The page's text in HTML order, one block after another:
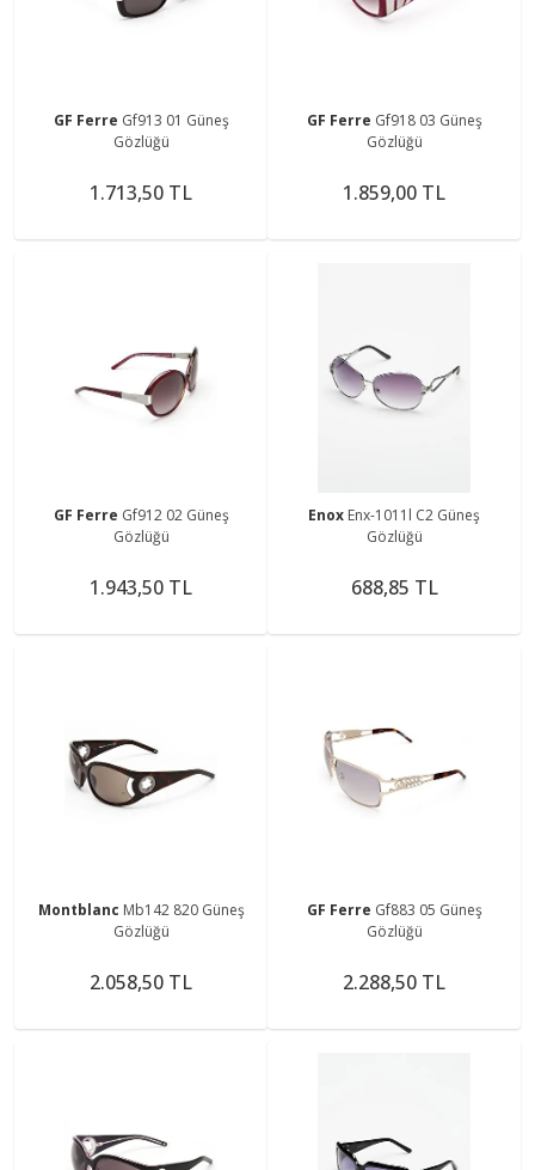
GF Ferre Gf913 01 Güneş
Gözlüğü
1.713,50 TL
GF Ferre Gf918 03 Güneş
Gözlüğü
1.859,00 TL
GF Ferre Gf912 02 Güneş
Gözlüğü
1.943,50 TL
Enox Enx-1011l C2 Güneş
Gözlüğü
688,85 TL
Montblanc Mb142 820 Güneş
Gözlüğü
2.058,50 TL
GF Ferre Gf883 05 Güneş
Gözlüğü
2.288,50 TL